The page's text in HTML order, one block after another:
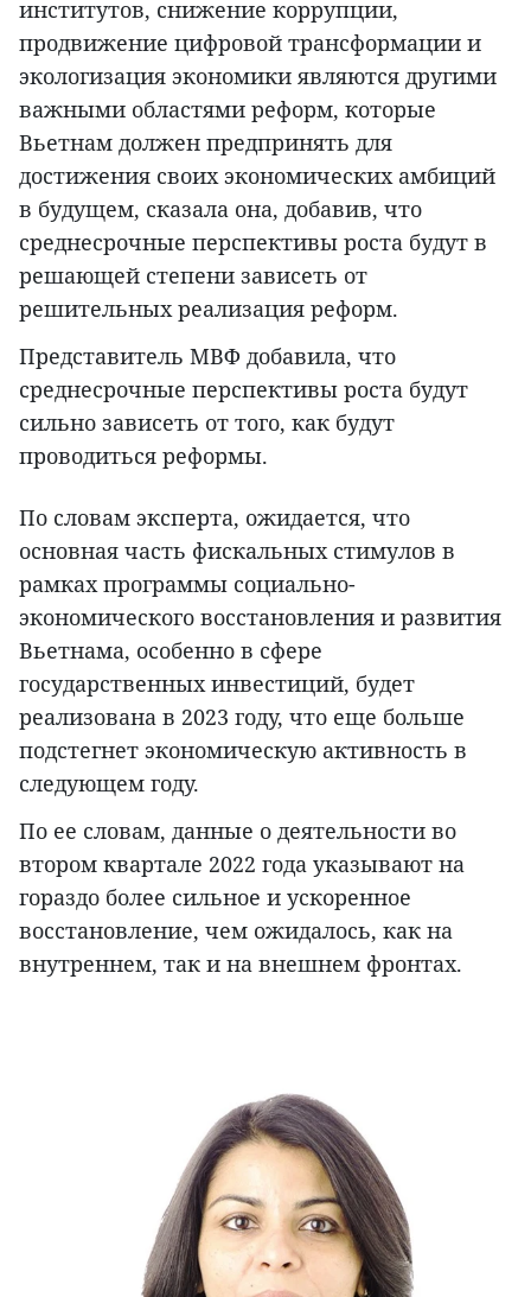
институтов, снижение коррупции,
продвижение цифровой трансформации и
экологизация экономики являются другими
важными областями реформ, которые
Вьетнам должен предпринять для
достижения своих экономических амбиций
в будущем, сказала она, добавив, что
среднесрочные перспективы роста будут в
решающей степени зависеть от
решительных реализация реформ.
Представитель МВФ добавила, что
среднесрочные перспективы роста будут
сильно зависеть от того, как будут
проводиться реформы.
По словам эксперта, ожидается, что
основная часть фискальных стимулов в
рамках программы социально-
экономического восстановления и развития
Вьетнама, особенно в сфере
государственных инвестиций, будет
реализована в 2023 году, что еще больше
подстегнет экономическую активность в
следующем году.
По ее словам, данные о деятельности во
втором квартале 2022 года указывают на
гораздо более сильное и ускоренное
восстановление, чем ожидалось, как на
внутреннем, так и на внешнем фронтах.